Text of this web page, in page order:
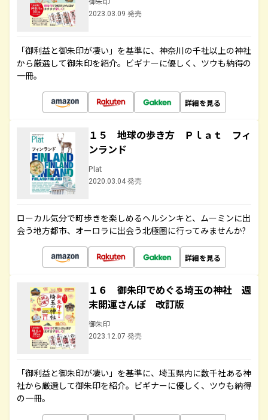
2023.03.09 発売
「御利益と御朱印が凄い」を基準に、神奈川の千社以上の神社
から厳選して御朱印を紹介。ビギナーに優しく、ツウも納得の
一冊。
詳細を見る
１５ 地球の歩き方 Ｐｌａｔ フィ
ンランド
Plat
2020.03.04 発売
ローカル気分で町歩きを楽しめるヘルシンキと、ムーミンに出
会う地方都市、オーロラに出会う北極圏に行ってみませんか?
詳細を見る
１６ 御朱印でめぐる埼玉の神社 週
末開運さんぽ 改訂版
御朱印
2023.12.07 発売
「御利益と御朱印が凄い」を基準に、埼玉県内に数千社ある神
社から厳選して御朱印を紹介。ビギナーに優しく、ツウも納得
の一冊。